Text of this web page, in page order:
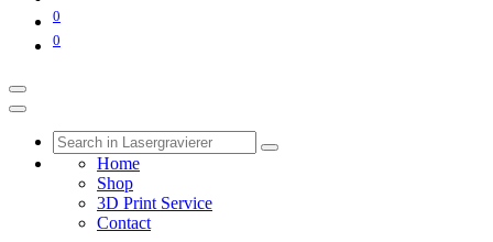
0
0
Home
Shop
3D Print Service
Contact